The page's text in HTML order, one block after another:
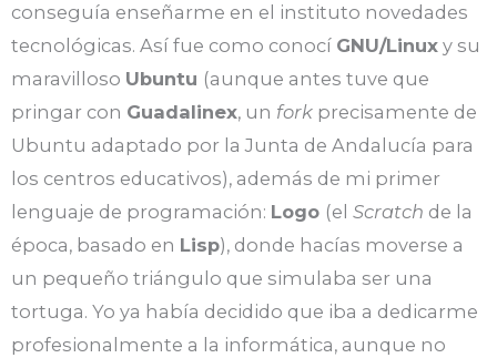
conseguía enseñarme en el instituto novedades
tecnológicas. Así fue como conocí GNU/Linux y su
maravilloso Ubuntu (aunque antes tuve que
pringar con Guadalinex, un fork precisamente de
Ubuntu adaptado por la Junta de Andalucía para
los centros educativos), además de mi primer
lenguaje de programación: Logo (el Scratch de la
época, basado en Lisp), donde hacías moverse a
un pequeño triángulo que simulaba ser una
tortuga. Yo ya había decidido que iba a dedicarme
profesionalmente a la informática, aunque no